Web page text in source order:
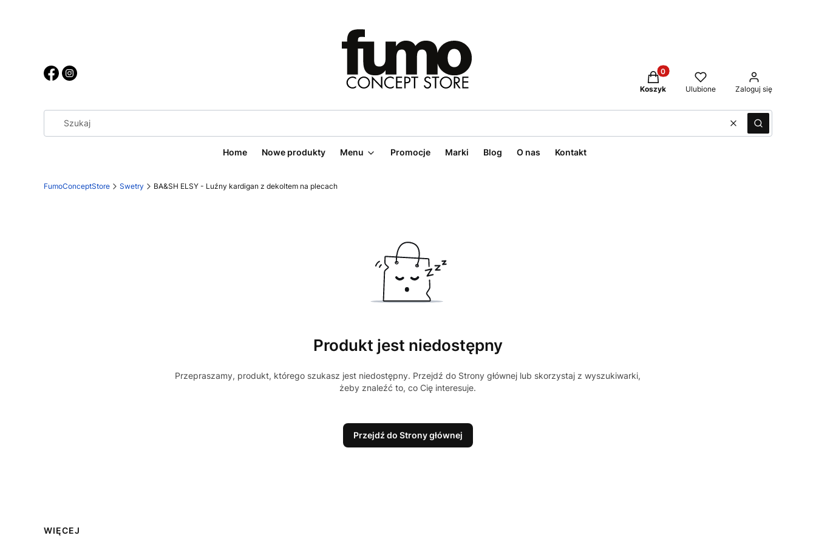
Produkty w koszyku: 0. Zobacz
Koszyk Ulubione Zaloguj się
WyczyśćSzukaj
Home Nowe produkty Menu Promocje Marki Blog O nas Kontakt
FumoConceptStore Swetry BA&SH ELSY - Luźny kardigan z dekoltem na plecach
Produkt jest niedostępny
Przepraszamy, produkt, którego szukasz jest niedostępny. Przejdź do Strony głównej lub skorzystaj z wyszukiwarki,
żeby znaleźć to, co Cię interesuje.
Przejdź do Strony głównej
Linki w stopce
WIĘCEJ